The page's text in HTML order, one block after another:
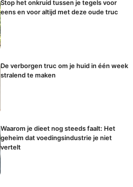
Stop het onkruid tussen je tegels voor
eens en voor altijd met deze oude truc
De verborgen truc om je huid in één week
stralend te maken
Waarom je dieet nog steeds faalt: Het
geheim dat voedingsindustrie je niet
vertelt